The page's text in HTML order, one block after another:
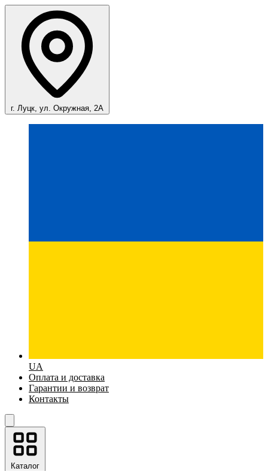
г. Луцк, ул. Окружная, 2А
UA
Оплата и доставка
Гарантии и возврат
Контакты
Каталог